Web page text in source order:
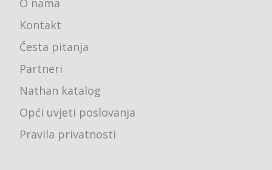
Kontakt
Česta pitanja
Partneri
Nathan katalog
Opći uvjeti poslovanja
Pravila privatnosti